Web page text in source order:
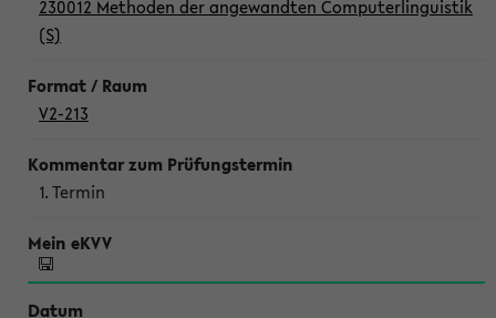
230012 Methoden der angewandten Computerlinguistik
(S)
V2-213
1. Termin